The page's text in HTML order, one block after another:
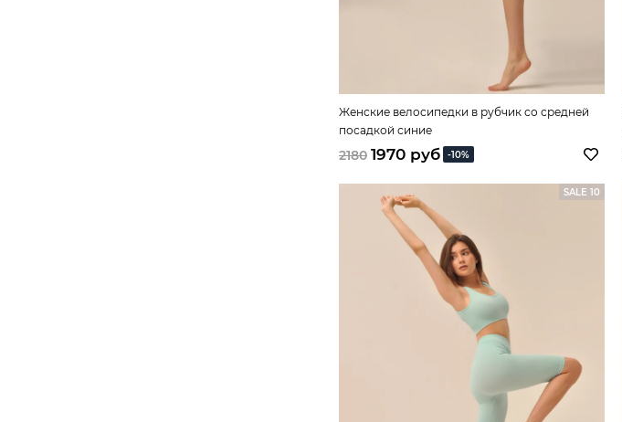
Женские велосипедки в рубчик со средней
посадкой синие
2180 1970 руб -10%
SALE 10